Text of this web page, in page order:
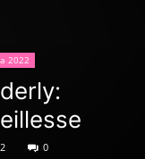
2022
0